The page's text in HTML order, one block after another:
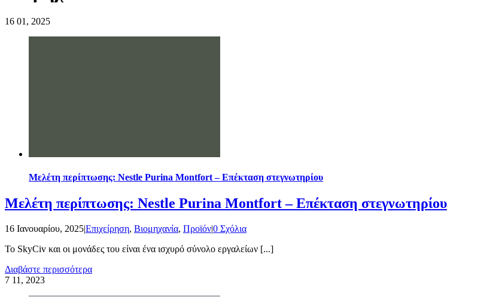
16 01, 2025
Μελέτη περίπτωσης: Nestle Purina Montfort – Επέκταση στεγνωτηρίου
Μελέτη περίπτωσης: Nestle Purina Montfort – Επέκταση στεγνωτηρίου
16 Ιανουαρίου, 2025|Επιχείρηση, Βιομηχανία, Προϊόν|0 Σχόλια
Το SkyCiv και οι μονάδες του είναι ένα ισχυρό σύνολο εργαλείων [...]
Διαβάστε περισσότερα
7 11, 2023